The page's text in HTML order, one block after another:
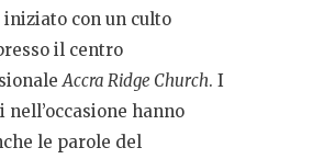
iniziato con un culto
il centro
Accra Ridge Church. I
hanno
le parole del